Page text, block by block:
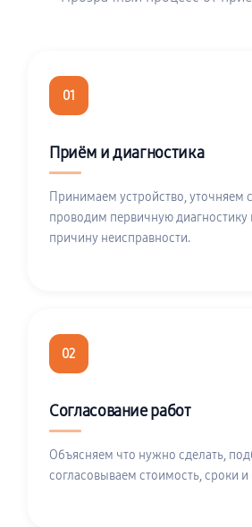
01
Приём и диагностика
Принимаем устройство, уточняем
проводим первичную диагностику
причину неисправности.
02
Согласование работ
Объясняем что нужно сделать,
согласовываем стоимость, сроки